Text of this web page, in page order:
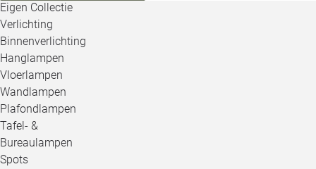
Eigen Collectie
Verlichting
Binnenverlichting
Hanglampen
Vloerlampen
Wandlampen
Plafondlampen
Tafel- &
Bureaulampen
Spots